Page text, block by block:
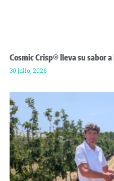
Cosmic Crisp® lleva su sabor
30 julio, 2026